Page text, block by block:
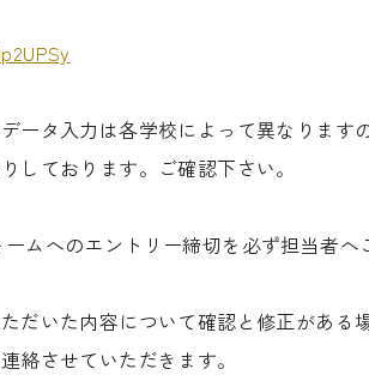
ータ入力は各学校によって異なります
しております。ご確認下さい。
ームへのエントリー締切を必ず担当者へ
だいた内容について確認と修正がある
絡させていただきます。